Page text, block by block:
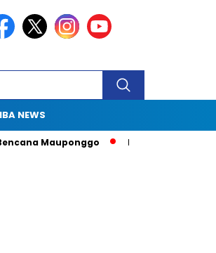
NEWS
Drama Pergub 33: Kadis